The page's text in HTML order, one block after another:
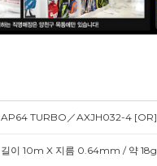
AP64 TURBO／AXJH032-4 [OR]
길이 10m X 지름 0.64mm / 약 18g